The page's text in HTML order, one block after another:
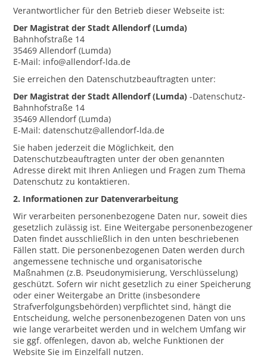
Verantwortlicher für den Betrieb dieser Webseite ist:
Der Magistrat der Stadt Allendorf (Lumda)
Bahnhofstraße 14
35469 Allendorf (Lumda)
E-Mail: info@allendorf-lda.de
Sie erreichen den Datenschutzbeauftragten unter:
Der Magistrat der Stadt Allendorf (Lumda) -Datenschutz-
Bahnhofstraße 14
35469 Allendorf (Lumda)
E-Mail: datenschutz@allendorf-lda.de
Sie haben jederzeit die Möglichkeit, den
Datenschutzbeauftragten unter der oben genannten
Adresse direkt mit Ihren Anliegen und Fragen zum Thema
Datenschutz zu kontaktieren.
2. Informationen zur Datenverarbeitung
Wir verarbeiten personenbezogene Daten nur, soweit dies
gesetzlich zulässig ist. Eine Weitergabe personenbezogener
Daten findet ausschließlich in den unten beschriebenen
Fällen statt. Die personenbezogenen Daten werden durch
angemessene technische und organisatorische
Maßnahmen (z.B. Pseudonymisierung, Verschlüsselung)
geschützt. Sofern wir nicht gesetzlich zu einer Speicherung
oder einer Weitergabe an Dritte (insbesondere
Strafverfolgungsbehörden) verpflichtet sind, hängt die
Entscheidung, welche personenbezogenen Daten von uns
wie lange verarbeitet werden und in welchem Umfang wir
sie ggf. offenlegen, davon ab, welche Funktionen der
Website Sie im Einzelfall nutzen.